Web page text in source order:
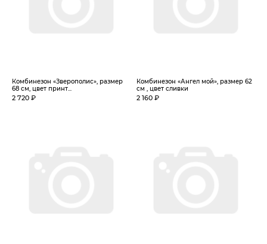
Комбинезон «Зверополис», размер
68 см, цвет принт...
2 720 ₽
Комбинезон «Ангел мой», размер 62
см , цвет сливки
2 160 ₽